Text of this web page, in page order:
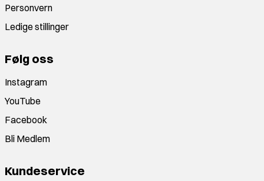
Personvern
Ledige stillinger
Følg oss
Instagram
YouTube
Facebook
Bli Medlem
Kundeservice